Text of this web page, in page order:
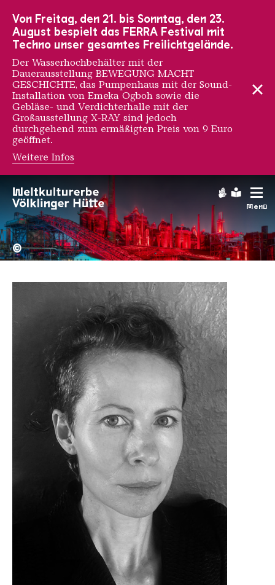
Menü
Noelle Mason
Hochofengruppe in Rot
Copyright:
©
Von Freitag, den 21. bis Sonntag, den 23.
August bespielt das FERRA Festival mit
Techno unser gesamtes Freilichtgelände.
Der Wasserhochbehälter mit der
Dauerausstellung BEWEGUNG MACHT
GESCHICHTE, das Pumpenhaus mit der Sound-
Installation von Emeka Ogboh sowie die
Gebläse- und Verdichterhalle mit der
Großausstellung X-RAY sind jedoch
durchgehend zum ermäßigten Preis von 9 Euro
geöffnet.
Weitere Infos